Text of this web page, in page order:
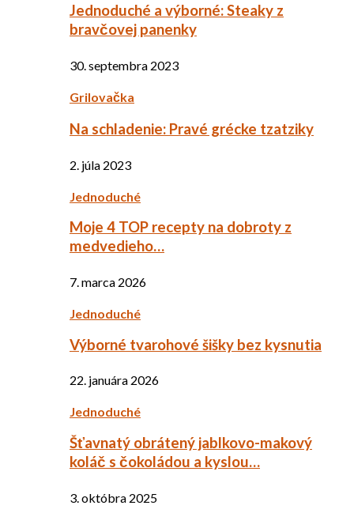
Jednoduché a výborné: Steaky z
bravčovej panenky
30. septembra 2023
Grilovačka
Na schladenie: Pravé grécke tzatziky
2. júla 2023
Jednoduché
Moje 4 TOP recepty na dobroty z
medvedieho…
7. marca 2026
Jednoduché
Výborné tvarohové šišky bez kysnutia
22. januára 2026
Jednoduché
Šťavnatý obrátený jablkovo-makový
koláč s čokoládou a kyslou…
3. októbra 2025